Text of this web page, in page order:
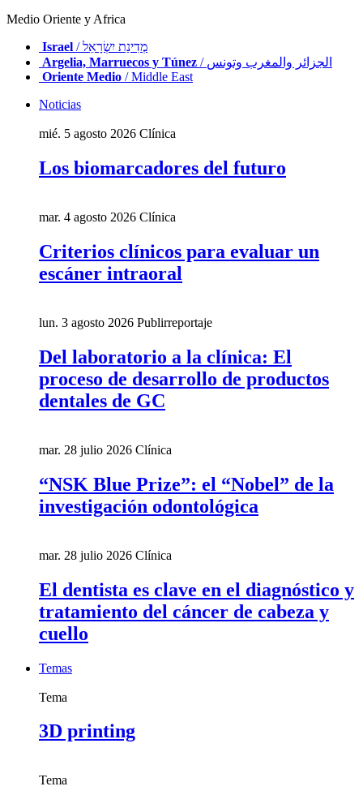
Medio Oriente y Africa
Israel
/ מְדִינַת יִשְׂרָאֵל
Argelia, Marruecos y Túnez
/ الجزائر والمغرب وتونس
Oriente Medio / Middle East
Noticias
mié. 5 agosto 2026 Clínica
Los biomarcadores del futuro
mar. 4 agosto 2026 Clínica
Criterios clínicos para evaluar un
escáner intraoral
lun. 3 agosto 2026 Publirreportaje
Del laboratorio a la clínica: El
proceso de desarrollo de productos
dentales de GC
mar. 28 julio 2026 Clínica
“NSK Blue Prize”: el “Nobel” de la
investigación odontológica
mar. 28 julio 2026 Clínica
El dentista es clave en el diagnóstico y
tratamiento del cáncer de cabeza y
cuello
Temas
Tema
3D printing
Tema